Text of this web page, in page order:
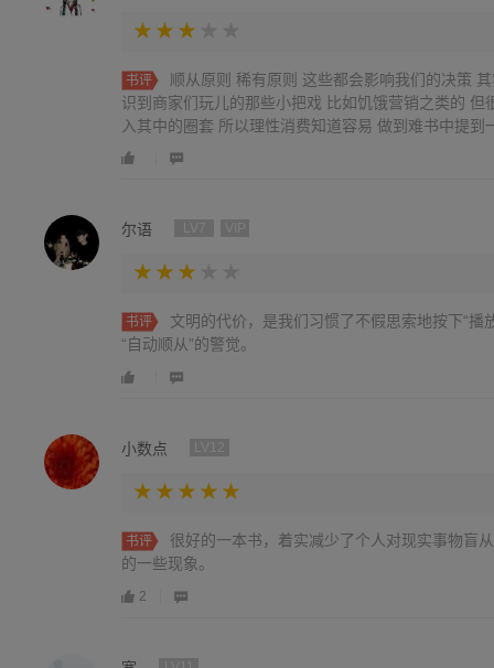
书评
顺从原则 稀有原则 这些都会影响我们的决策
识到商家们玩儿的那些小把戏 比如饥饿营销之类的 但
入其中的圈套 所以理性消费知道容易 做到难书中提
是“稀有➕竞争”两重buff加身 那这个东西 你务必要好
尔语
书评
文明的代价，是我们习惯了不假思索地按下“播
“自动顺从”的警觉。
小数点
书评
很好的一本书，着实减少了个人对现实事物盲
的一些现象。
2